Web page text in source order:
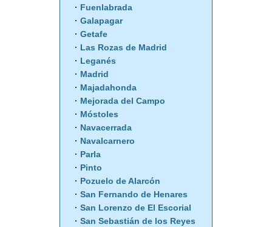
Fuenlabrada
Galapagar
Getafe
Las Rozas de Madrid
Leganés
Madrid
Majadahonda
Mejorada del Campo
Móstoles
Navacerrada
Navalcarnero
Parla
Pinto
Pozuelo de Alarcón
San Fernando de Henares
San Lorenzo de El Escorial
San Sebastián de los Reyes